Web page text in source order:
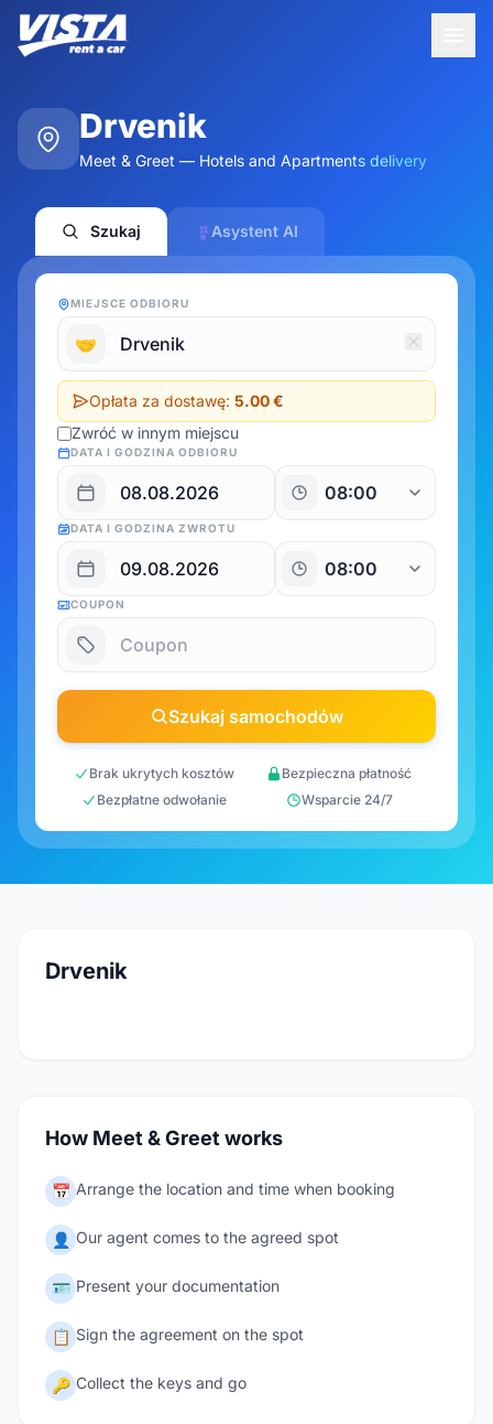
Drvenik
Meet & Greet — Hotels and Apartments delivery
Szukaj Asystent AI
MIEJSCE ODBIORU
🤝
Opłata za dostawę: 5.00 €
Zwróć w innym miejscu
DATA I GODZINA ODBIORU
DATA I GODZINA ZWROTU
COUPON
Szukaj samochodów
Brak ukrytych kosztów
Bezpieczna płatność
Bezpłatne odwołanie
Wsparcie 24/7
Drvenik
How Meet & Greet works
📅 Arrange the location and time when booking
👤 Our agent comes to the agreed spot
🪪 Present your documentation
📋 Sign the agreement on the spot
🔑 Collect the keys and go